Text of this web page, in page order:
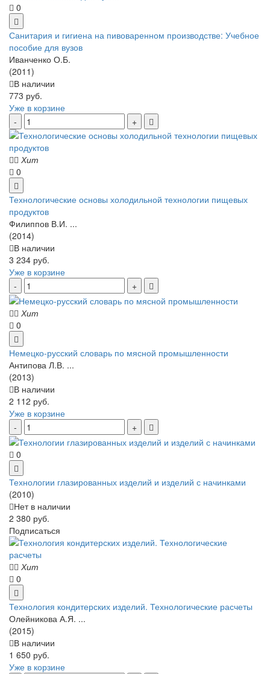
0
Санитария и гигиена на пивоваренном производстве: Учебное
пособие для вузов
Иванченко О.Б.
(2011)
В наличии
773 руб.
Уже в корзине
Хит
0
Технологические основы холодильной технологии пищевых
продуктов
Филиппов В.И. ...
(2014)
В наличии
3 234 руб.
Уже в корзине
Хит
0
Немецко-русский словарь по мясной промышленности
Антипова Л.В. ...
(2013)
В наличии
2 112 руб.
Уже в корзине
0
Технологии глазированных изделий и изделий с начинками
(2010)
Нет в наличии
2 380 руб.
Подписаться
Хит
0
Технология кондитерских изделий. Технологические расчеты
Олейникова А.Я. ...
(2015)
В наличии
1 650 руб.
Уже в корзине